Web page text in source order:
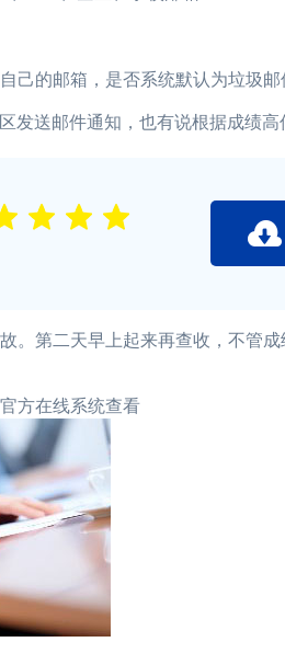
的邮箱，是否系统默认为垃圾邮
送邮件通知，也有说根据成绩高
第二天早上起来再查收，不管成
方在线系统查看